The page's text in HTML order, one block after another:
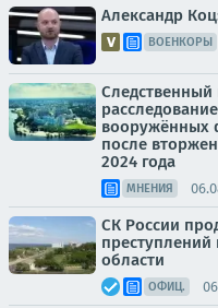
Александр
ВОЕНКОРЫ
Следственный
вооружённых
после
2024 года
МНЕНИЯ
СК России
преступлений
области
ОФИЦ.